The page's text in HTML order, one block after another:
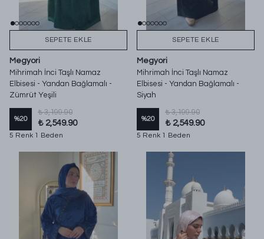
SEPETE EKLE
Megyori
Mihrimah İnci Taşlı Namaz
Elbisesi - Yandan Bağlamalı -
Zümrüt Yeşili
%20
₺ 3,199.90
₺ 2,549.90
5 Renk 1 Beden
SEPETE EKLE
Megyori
Mihrimah İnci Taşlı Namaz
Elbisesi - Yandan Bağlamalı -
Siyah
%20
₺ 3,199.90
₺ 2,549.90
5 Renk 1 Beden